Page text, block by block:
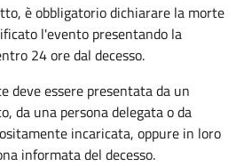
è obbligatorio dichiarare la morte
l'evento presentando la
24 ore dal decesso.
deve essere presentata da un
da una persona delegata o da
incaricata, oppure in loro
informata del decesso.